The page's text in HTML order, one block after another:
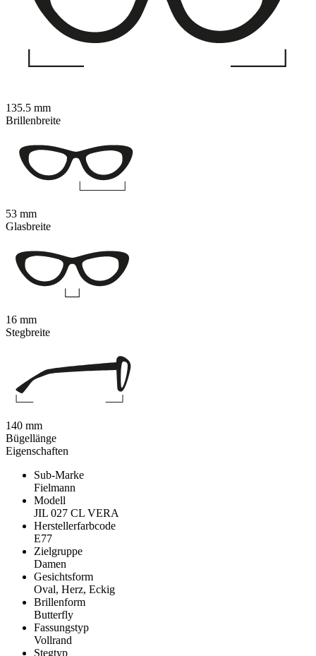
Eigenschaften
Sub-Marke
Fielmann
Modell
JIL 027 CL VERA
Herstellerfarbcode
E77
Zielgruppe
Damen
Gesichtsform
Oval, Herz, Eckig
Brillenform
Butterfly
Fassungstyp
Vollrand
Stegtyp
135.5 mm
Brillenbreite
53 mm
Glasbreite
16 mm
Stegbreite
140 mm
Bügellänge